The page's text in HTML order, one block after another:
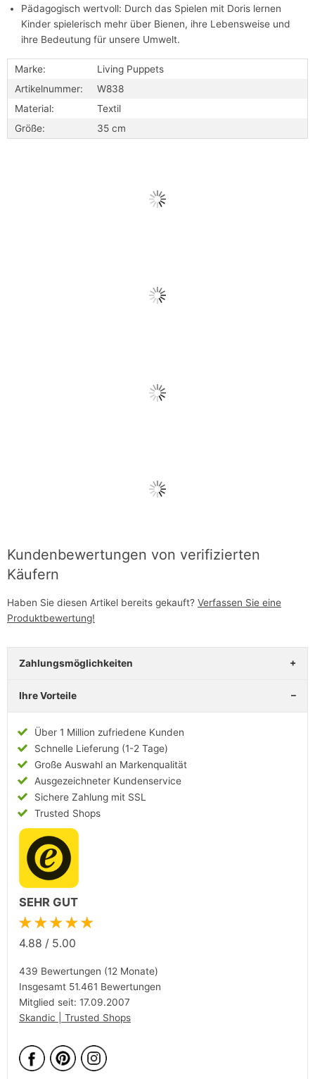
Pädagogisch wertvoll: Durch das Spielen mit Doris lernen
Kinder spielerisch mehr über Bienen, ihre Lebensweise und
ihre Bedeutung für unsere Umwelt.
Marke:
Living Puppets
Artikelnummer:
W838
Material:
Textil
Größe:
35 cm
Kundenbewertungen von verifizierten
Käufern
Haben Sie diesen Artikel bereits gekauft? Verfassen Sie eine
Produktbewertung!
Zahlungsmöglichkeiten
Ihre Vorteile
Über 1 Million zufriedene Kunden
Schnelle Lieferung (1-2 Tage)
Große Auswahl an Markenqualität
Ausgezeichneter Kundenservice
Sichere Zahlung mit SSL
Trusted Shops
SEHR GUT
★★★★★
4.88 / 5.00
439 Bewertungen (12 Monate)
Insgesamt 51.461 Bewertungen
Mitglied seit: 17.09.2007
Skandic | Trusted Shops